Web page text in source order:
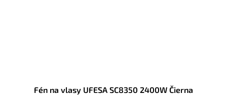
Fén na vlasy UFESA SC8350 2400W Čierna